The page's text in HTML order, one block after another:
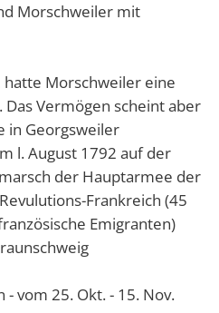
Morschweiler mit
hatte Morschweiler eine
Vermögen scheint aber
in Georgsweiler
l. August 1792 auf der
der Hauptarmee der
Frankreich (45
Emigranten)
vom 25. Okt. - 15. Nov.